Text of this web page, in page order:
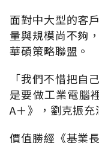
面對中大型的客
量與規模尚不夠
華碩策略聯盟。
「我們不惜把自
是要做工業電腦
A＋》，劉克振充
價值勝經《基業長